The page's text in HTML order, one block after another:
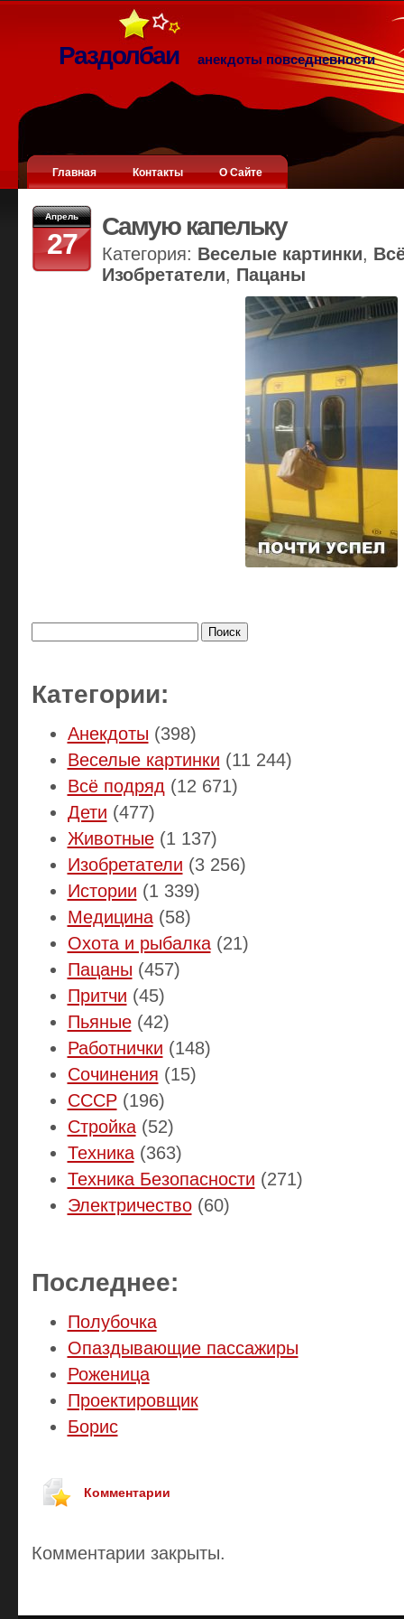
Раздолбаи анекдоты повседневности
Главная Контакты О Сайте
Апрель
27
Самую капельку
Категория: Веселые картинки,
Изобретатели, Пацаны
Категории:
Анекдоты (398)
Веселые картинки (11 244)
Всё подряд (12 671)
Дети (477)
Животные(1 137)
Изобретатели (3 256)
Истории (1 339)
Медицина(58)
Охота и рыбалка(21)
Пацаны (457)
Притчи (45)
Пьяные(42)
Работнички (148)
Сочинения (15)
СССР(196)
Стройка(52)
Техника(363)
Техника Безопасности (271)
Электричество(60)
Последнее:
Полубочка
Опаздывающие пассажиры
Роженица
Проектировщик
Борис
Комментарии
Комментарии закрыты.